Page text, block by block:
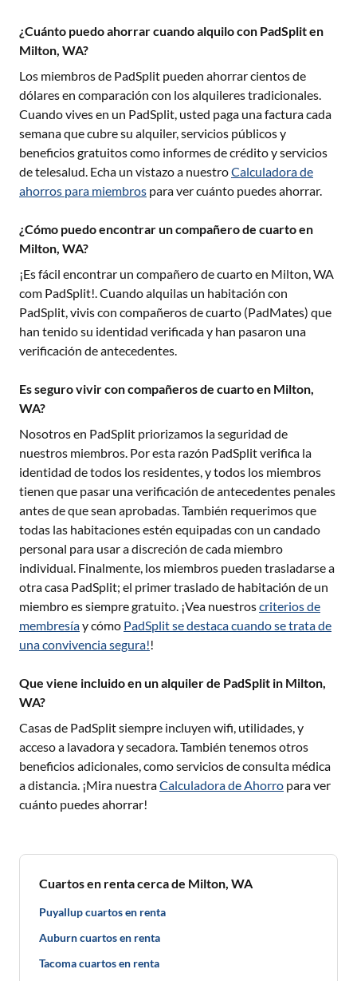
¿Cuánto puedo ahorrar cuando alquilo con PadSplit en
Milton, WA?
Los miembros de PadSplit pueden ahorrar cientos de
dólares en comparación con los alquileres tradicionales.
Cuando vives en un PadSplit, usted paga una factura cada
semana que cubre su alquiler, servicios públicos y
beneficios gratuitos como informes de crédito y servicios
de telesalud. Echa un vistazo a nuestroCalculadora de
ahorros para miembros para ver cuánto puedes ahorrar.
¿Cómo puedo encontrar un compañero de cuarto en
Milton, WA?
¡Es fácil encontrar un compañero de cuarto en Milton, WA
com PadSplit!. Cuando alquilas un habitación con
PadSplit, vivis con compañeros de cuarto (PadMates) que
han tenido su identidad verificada y han pasaron una
verificación de antecedentes.
Es seguro vivir con compañeros de cuarto en Milton,
WA?
Nosotros en PadSplit priorizamos la seguridad de
nuestros miembros. Por esta razón PadSplit verifica la
identidad de todos los residentes, y todos los miembros
tienen que pasar una verificación de antecedentes penales
antes de que sean aprobadas. También requerimos que
todas las habitaciones estén equipadas con un candado
personal para usar a discreción de cada miembro
individual. Finalmente, los miembros pueden trasladarse a
otra casa PadSplit; el primer traslado de habitación de un
miembro es siempre gratuito. ¡Vea nuestroscriterios de
membresíay cómo PadSplit se destaca cuando se trata de
una convivencia segura!!
Que viene incluido en un alquiler de PadSplit in Milton,
WA?
Casas de PadSplit siempre incluyen wifi, utilidades, y
acceso a lavadora y secadora. También tenemos otros
beneficios adicionales, como servicios de consulta médica
a distancia. ¡Mira nuestraCalculadora de Ahorro para ver
cuánto puedes ahorrar!
Cuartos en renta cerca de Milton, WA
Puyallup cuartos en renta
Auburn cuartos en renta
Tacoma cuartos en renta